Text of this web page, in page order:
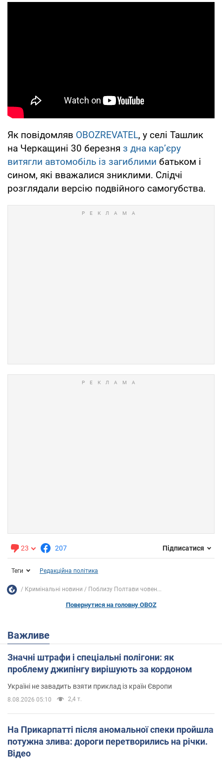
Як повідомляв OBOZREVATEL, у селі Ташлик
на Черкащині 30 березня з дна кар’єру
витягли автомобіль із загиблими батьком і
сином, які вважалися зниклими. Слідчі
розглядали версію подвійного самогубства.
23 207 Підписатися
Теги Редакційна політика
Кримінальні новини Поблизу Полтави човен...
Повернутися на головну OBOZ
Важливе
Значні штрафи і спеціальні полігони: як
проблему джипінгу вирішують за кордоном
Україні не завадить взяти приклад із країн Європи
8.08.2026 05:10 2,4 т.
На Прикарпатті після аномальної спеки пройшла
потужна злива: дороги перетворились на річки.
Відео